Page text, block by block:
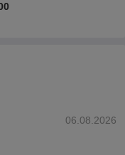
06.08.2026